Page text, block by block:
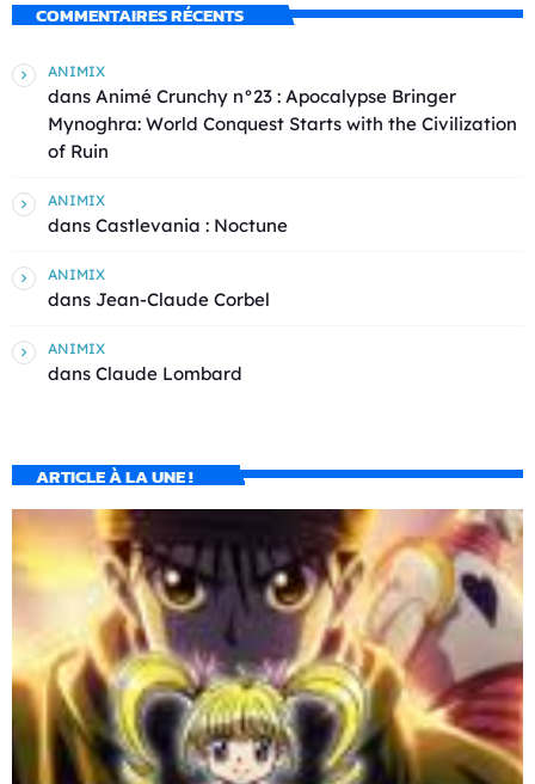
COMMENTAIRES RÉCENTS
ANIMIX
dans Animé Crunchy n°23 : Apocalypse Bringer
Mynoghra: World Conquest Starts with the Civilization
of Ruin
ANIMIX
dans Castlevania : Noctune
ANIMIX
dans Jean-Claude Corbel
ANIMIX
dans Claude Lombard
ARTICLE À LA UNE !